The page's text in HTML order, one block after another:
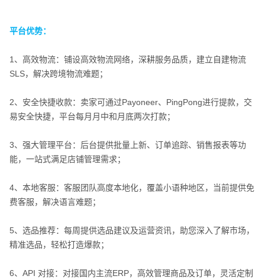
平台优势：
1、高效物流：铺设高效物流网络，深耕服务品质，建立自建物流
SLS，解决跨境物流难题；
2、安全快捷收款：卖家可通过Payoneer、PingPong进行提款，交
易安全快捷，平台每月月中和月底两次打款；
3、强大管理平台：后台提供批量上新、订单追踪、销售报表等功
能，一站式满足店铺管理需求；
4、本地客服：客服团队高度本地化，覆盖小语种地区，当前提供免
费客服，解决语言难题；
5、选品推荐：每周提供选品建议及运营资讯，助您深入了解市场，
精准选品，轻松打造爆款；
6、API 对接：对接国内主流ERP，高效管理商品及订单，灵活定制
平台优势：